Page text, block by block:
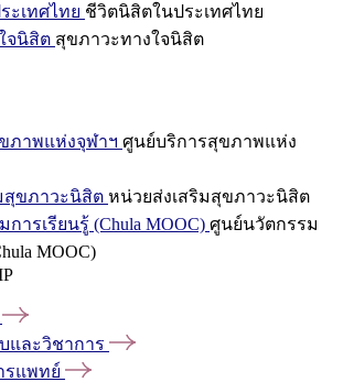
ะเทศไทย ชีวิตนิสิตในประเทศไทย
จนิสิต สุขภาวะทางใจนิสิต
ภาพแห่งจุฬาฯ ศูนย์บริการสุขภาพแห่ง
สุขภาวะนิสิต หน่วยส่งเสริมสุขภาวะนิสิต
ารเรียนรู้ (Chula MOOC) ศูนย์นวัตกรรม
MOOC)
และวิชาการ
รแพทย์